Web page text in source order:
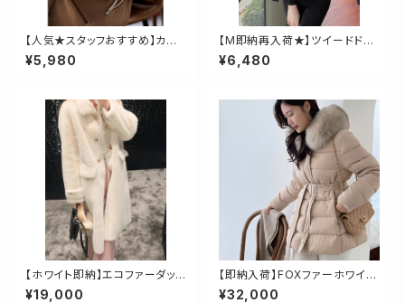
【人気★スタッフおすすめ】カシ
ュクールライトジャケット
¥5,980
【M即納再入荷★】ツイードドッ
キングデニムジャケット
¥6,480
【ホワイト即納】エコファーダッフ
ルコート
¥19,000
【即納入荷】FOXファーホワイト
ダックダウンミドルダウンコート
¥32,000